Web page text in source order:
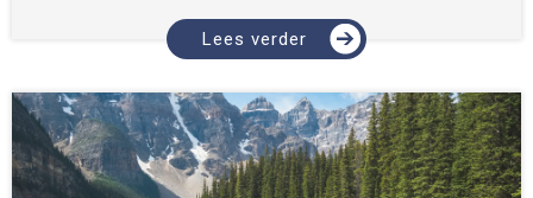
afgewisseld met de ju...Lees verder